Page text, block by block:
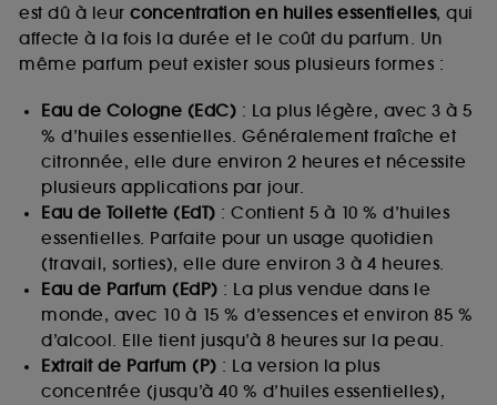
est dû à leur concentration en huiles essentielles, qui
affecte à la fois la durée et le coût du parfum. Un
même parfum peut exister sous plusieurs formes :
Eau de Cologne (EdC) : La plus légère, avec 3 à 5
% d’huiles essentielles. Généralement fraîche et
citronnée, elle dure environ 2 heures et nécessite
plusieurs applications par jour.
Eau de Toilette (EdT) : Contient 5 à 10 % d’huiles
essentielles. Parfaite pour un usage quotidien
(travail, sorties), elle dure environ 3 à 4 heures.
Eau de Parfum (EdP) : La plus vendue dans le
monde, avec 10 à 15 % d’essences et environ 85 %
d’alcool. Elle tient jusqu’à 8 heures sur la peau.
Extrait de Parfum (P) : La version la plus
concentrée (jusqu’à 40 % d’huiles essentielles),